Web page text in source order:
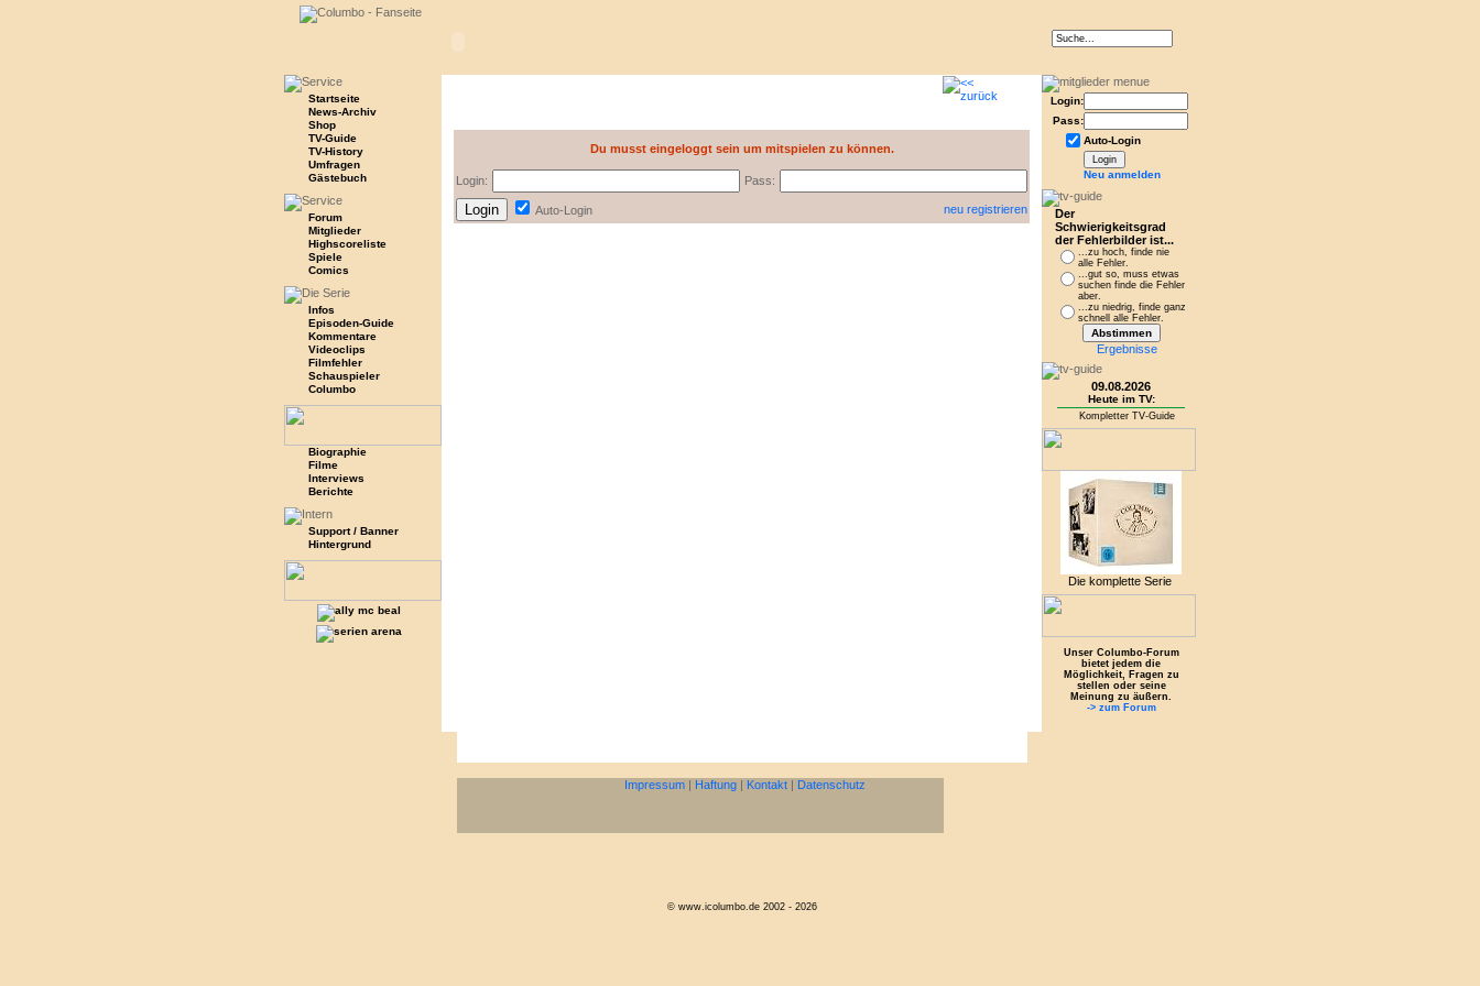
Startseite
News-Archiv
Shop
TV-Guide
TV-History
Umfragen
Gästebuch
Forum
Mitglieder
Highscoreliste
Spiele
Comics
Infos
Episoden-Guide
Kommentare
Videoclips
Filmfehler
Schauspieler
Columbo
Biographie
Filme
Interviews
Berichte
Support / Banner
Hintergrund
Login:
Pass:
Auto-Login
Neu anmelden
Der
Schwierigkeitsgrad
der Fehlerbilder ist...
...zu hoch, finde nie
alle Fehler.
...gut so, muss etwas
suchen finde die Fehler
aber.
...zu niedrig, finde ganz
schnell alle Fehler.
Ergebnisse
09.08.2026
Heute im TV:
Kompletter TV-Guide
Die komplette Serie
Unser Columbo-Forum
bietet jedem die
Möglichkeit, Fragen zu
stellen oder seine
Meinung zu äußern.
-> zum Forum
Du musst eingeloggt sein um mitspielen zu können.
Login: Pass:
Auto-Login neu registrieren
Impressum | Haftung | Kontakt | Datenschutz
© www.icolumbo.de 2002 - 2026